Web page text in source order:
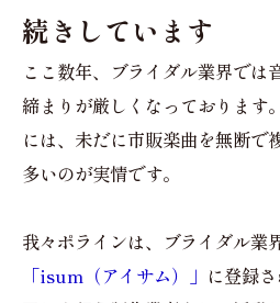
続きしています
ここ数年、ブライダル業界では
締まりが厳しくなっております
には、未だに市販楽曲を無断で
多いのが実情です。
我々ポラインは、ブライダル業
「isum（アイサム）」 に登録